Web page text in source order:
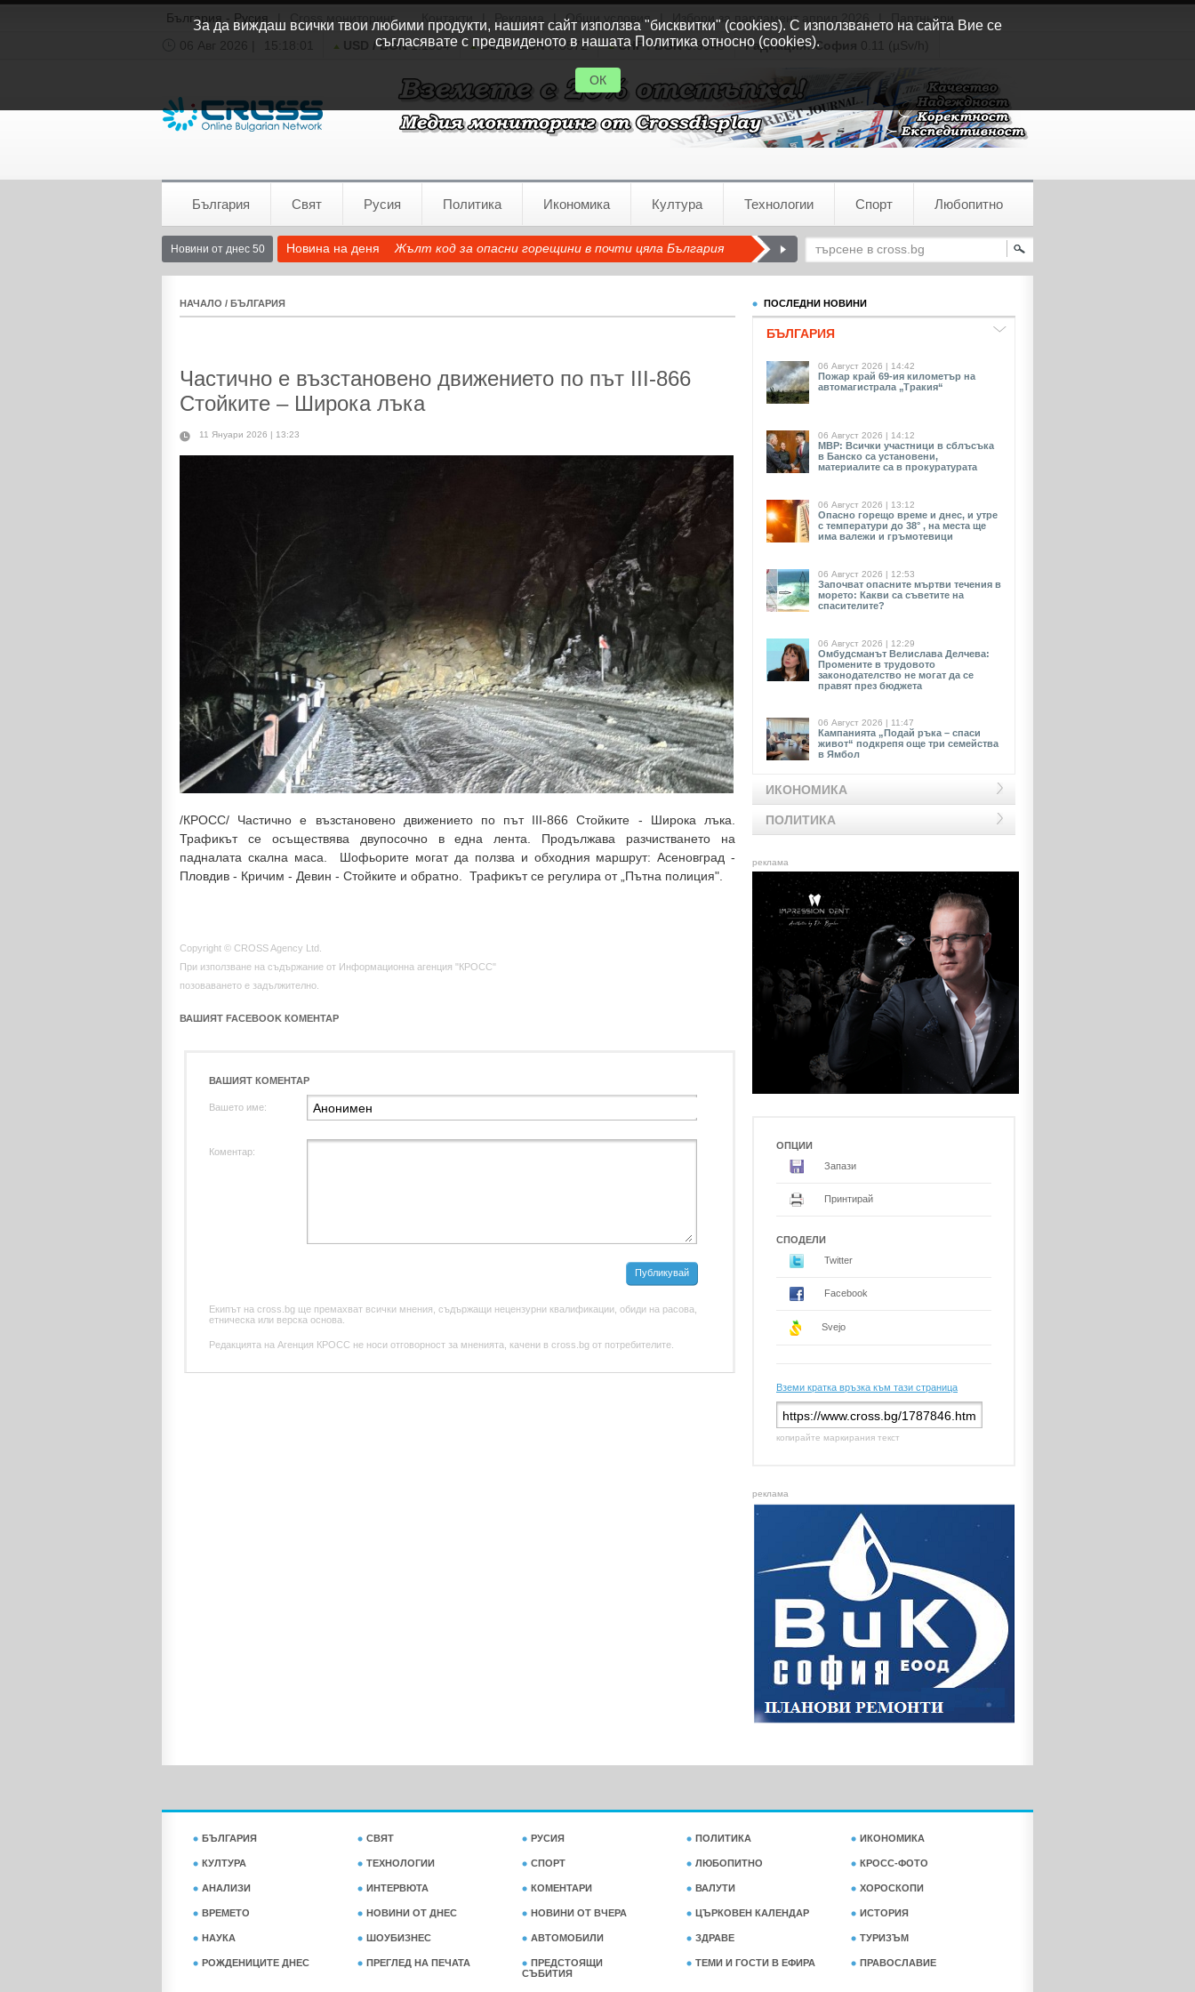
България - Русия Cross мониторинг Общи условия Избори за парламент април 2026
Партньори
06 Авг 2026 |
15:18:01 USD / BGN1.1554 GBP / BGN0.8572 CHF / BGN0.9345 Радиация:София 0.11 (µSv/h)
България Свят Русия Политика Икономика Култура Технологии Спорт Любопитно
Новини от днес 50 Новина на деня Жълт код за опасни горещини в почти цяла България
НАЧАЛО / БЪЛГАРИЯ
Частично е възстановено движението по път III-866
Стойките – Широка лъка
11 Януари 2026 | 13:23
/КРОСС/ Частично е възстановено движението по път III-866 Стойките - Широка лъка.
Трафикът се осъществява двупосочно в една лента. Продължава разчистването на
падналата скална маса. Шофьорите могат да ползва и обходния маршрут: Асеновград -
Пловдив - Кричим - Девин - Стойките и обратно. Трафикът се регулира от „Пътна полиция".
Copyright © CROSS Agency Ltd.
При използване на съдържание от Информационна агенция "КРОСС"
позоваването е задължително.
ВАШИЯТ FACEBOOK КОМЕНТАР
ВАШИЯТ КОМЕНТАР
Вашето име:
Коментар:
Публикувай
Екипът на cross.bg ще премахват всички мнения, съдържащи нецензурни квалификации, обиди на расова,
етническа или верска основа.
Редакцията на Агенция КРОСС не носи отговорност за мненията, качени в cross.bg от потребителите.
ПОСЛЕДНИ НОВИНИ
БЪЛГАРИЯ
06 Август 2026 | 14:42
Пожар край 69-ия километър на
автомагистрала „Тракия“
06 Август 2026 | 14:12
МВР: Всички участници в сблъсъка
в Банско са установени,
материалите са в прокуратурата
06 Август 2026 | 13:12
Опасно горещо време и днес, и утре
с температури до 38° , на места ще
има валежи и гръмотевици
06 Август 2026 | 12:53
Започват опасните мъртви течения в
морето: Какви са съветите на
спасителите?
06 Август 2026 | 12:29
Омбудсманът Велислава Делчева:
Промените в трудовото
законодателство не могат да се
правят през бюджета
06 Август 2026 | 11:47
Кампанията „Подай ръка – спаси
живот“ подкрепя още три семейства
в Ямбол
ИКОНОМИКА
ПОЛИТИКА
реклама
ОПЦИИ
Запази
Принтирай
СПОДЕЛИ
Twitter
Facebook
Svejo
Вземи кратка връзка към тази страница
копирайте маркирания текст
реклама
БЪЛГАРИЯ СВЯТ РУСИЯ ПОЛИТИКА ИКОНОМИКА
КУЛТУРА ТЕХНОЛОГИИ СПОРТ ЛЮБОПИТНО КРОСС-ФОТО
АНАЛИЗИ ИНТЕРВЮТА КОМЕНТАРИ ВАЛУТИ ХОРОСКОПИ
ВРЕМЕТО НОВИНИ ОТ ДНЕС НОВИНИ ОТ ВЧЕРА ЦЪРКОВЕН КАЛЕНДАР ИСТОРИЯ
НАУКА ШОУБИЗНЕС АВТОМОБИЛИ ЗДРАВЕ ТУРИЗЪМ
РОЖДЕНИЦИТЕ ДНЕС ПРЕГЛЕД НА ПЕЧАТА
ПРЕДСТОЯЩИ
СЪБИТИЯ
ТЕМИ И ГОСТИ В ЕФИРА ПРАВОСЛАВИЕ
За да виждаш всички твои любими продукти, нашият сайт използва "бисквитки" (cookies). С използването на сайта Вие се
съгласявате с предвиденото в нашата Политика относно (cookies).
ОК